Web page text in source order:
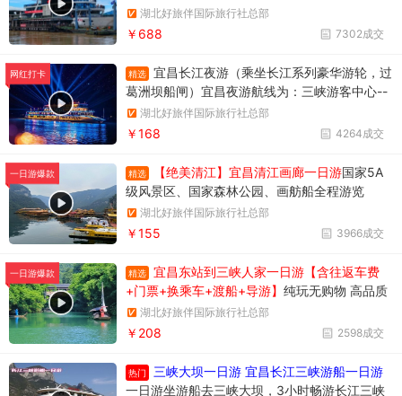
两坝一峡，升级版两坝一峡全域游，两坝一峡PL
US版本
湖北好旅伴国际旅行社总部
7302成交
￥688
网红打卡 精选
宜昌长江夜游（乘坐长江系列豪华游轮，过
葛洲坝船闸）宜昌夜游航线为：三峡游客中心--
天然塔--过葛洲坝船闸--黄柏河下船，穿过葛洲
坝船闸，体验水涨船高的神奇变化。
湖北好旅伴国际旅行社总部
4264成交
￥168
一日游爆款 精选 【绝美清江】宜昌清江画廊一日游国家5A
级风景区、国家森林公园、画舫船全程游览
湖北好旅伴国际旅行社总部
3966成交
￥155
一日游爆款 精选
宜昌东站到三峡人家一日游【含往返车费
+门票+换乘车+渡船+导游】 纯玩无购物 高品质
享受当地跟团一日游
湖北好旅伴国际旅行社总部
2598成交
￥208
热门
三峡大坝一日游 宜昌长江三峡游船一日游
一日游坐游船去三峡大坝，3小时畅游长江三峡